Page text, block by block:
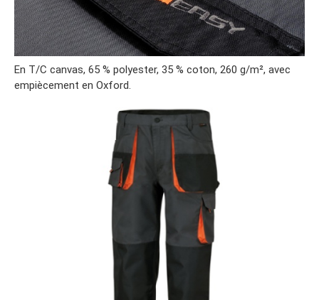
En T/C canvas, 65 % polyester, 35 % coton, 260 g/m², avec
empiècement en Oxford.